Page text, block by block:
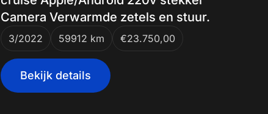
Camera Verwarmde zetels en stuur.
3/2022 59912 km €23.750,00
Bekijk details